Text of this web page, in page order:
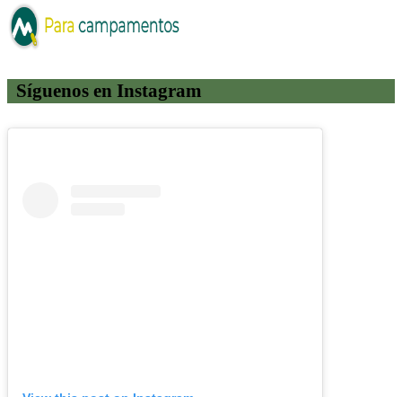
Síguenos en Instagram